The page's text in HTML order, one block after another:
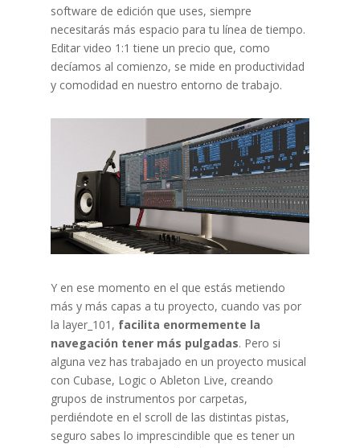
software de edición que uses, siempre
necesitarás más espacio para tu línea de tiempo.
Editar video 1:1 tiene un precio que, como
decíamos al comienzo, se mide en productividad
y comodidad en nuestro entorno de trabajo.
Y en ese momento en el que estás metiendo
más y más capas a tu proyecto, cuando vas por
la layer_101, facilita enormemente la
navegación tener más pulgadas. Pero si
alguna vez has trabajado en un proyecto musical
con Cubase, Logic o Ableton Live, creando
grupos de instrumentos por carpetas,
perdiéndote en el scroll de las distintas pistas,
seguro sabes lo imprescindible que es tener un